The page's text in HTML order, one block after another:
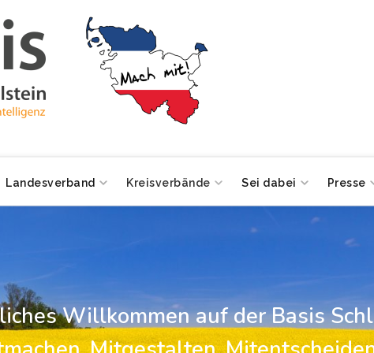
Landesverband Kreisverbände Sei dabei Presse
Willkommen auf der Basis